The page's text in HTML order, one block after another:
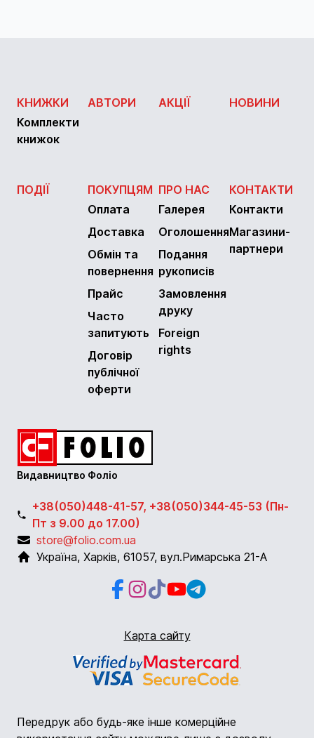
КНИЖКИ
Комплекти
книжок
АВТОРИ АКЦІЇ НОВИНИ
ПОДІЇ
ПОКУПЦЯМ
Оплата
Доставка
Обмін та
повернення
Прайс
Часто
запитують
Договір
публічної
оферти
ПРО НАС
Галерея
Оголошення
Подання
рукописів
Замовлення
друку
Foreign
rights
КОНТАКТИ
Контакти
Магазини-
партнери
Видавництво Фоліо
+38(050)448-41-57, +38(050)344-45-53 (Пн-
Пт з 9.00 до 17.00)
store@folio.com.ua
Україна, Харків, 61057, вул.Римарська 21-А
Facebook
Instagram
Instagram
YoutubeTelegram
Карта сайту
Передрук або будь-яке інше комерційне